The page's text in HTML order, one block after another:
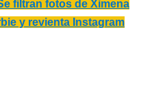
filtran fotos de Ximena
y revienta Instagram